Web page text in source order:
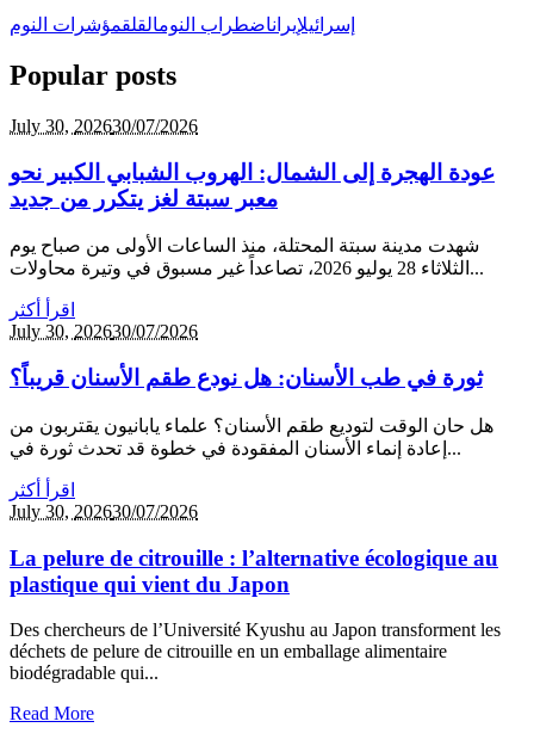
إسرائيلإيراناضطراب النومالقلقمؤشرات النوم
Popular posts
July 30, 202630/07/2026
عودة الهجرة إلى الشمال: الهروب الشبابي الكبير نحو
معبر سبتة لغز يتكرر من جديد
شهدت مدينة سبتة المحتلة، منذ الساعات الأولى من صباح يوم
الثلاثاء 28 يوليو 2026، تصاعداً غير مسبوق في وتيرة محاولات...
اقرأ أكثر
July 30, 202630/07/2026
ثورة في طب الأسنان: هل نودع طقم الأسنان قريباً؟
هل حان الوقت لتوديع طقم الأسنان؟ علماء يابانيون يقتربون من
إعادة إنماء الأسنان المفقودة في خطوة قد تحدث ثورة في...
اقرأ أكثر
July 30, 202630/07/2026
La pelure de citrouille : l’alternative écologique au
plastique qui vient du Japon
Des chercheurs de l’Université Kyushu au Japon transforment les
déchets de pelure de citrouille en un emballage alimentaire
biodégradable qui...
Read More